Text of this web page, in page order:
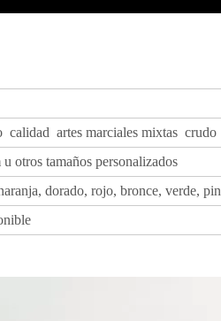
artes marciales mixtas crudo
otros tamaños personalizados
dorado, rojo, bronce, verde,